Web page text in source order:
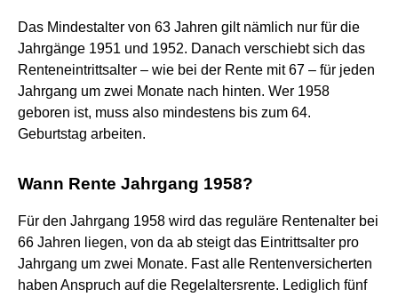
Das Mindestalter von 63 Jahren gilt nämlich nur für die
Jahrgänge 1951 und 1952. Danach verschiebt sich das
Renteneintrittsalter – wie bei der Rente mit 67 – für jeden
Jahrgang um zwei Monate nach hinten. Wer 1958
geboren ist, muss also mindestens bis zum 64.
Geburtstag arbeiten.
Wann Rente Jahrgang 1958?
Für den Jahrgang 1958 wird das reguläre Rentenalter bei
66 Jahren liegen, von da ab steigt das Eintrittsalter pro
Jahrgang um zwei Monate. Fast alle Rentenversicherten
haben Anspruch auf die Regelaltersrente. Lediglich fünf